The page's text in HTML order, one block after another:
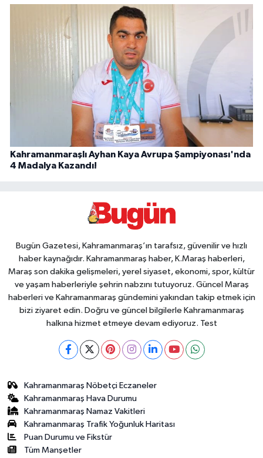
Kahramanmaraşlı Ayhan Kaya Avrupa Şampiyonası'nda
4 Madalya Kazandı!
Bugün Gazetesi, Kahramanmaraş’ın tarafsız, güvenilir ve hızlı
haber kaynağıdır. Kahramanmaraş haber, K.Maraş haberleri,
Maraş son dakika gelişmeleri, yerel siyaset, ekonomi, spor, kültür
ve yaşam haberleriyle şehrin nabzını tutuyoruz. Güncel Maraş
haberleri ve Kahramanmaraş gündemini yakından takip etmek için
bizi ziyaret edin. Doğru ve güncel bilgilerle Kahramanmaraş
halkına hizmet etmeye devam ediyoruz. Test
Kahramanmaraş Nöbetçi Eczaneler
Kahramanmaraş Hava Durumu
Kahramanmaraş Namaz Vakitleri
Kahramanmaraş Trafik Yoğunluk Haritası
Puan Durumu ve Fikstür
Tüm Manşetler